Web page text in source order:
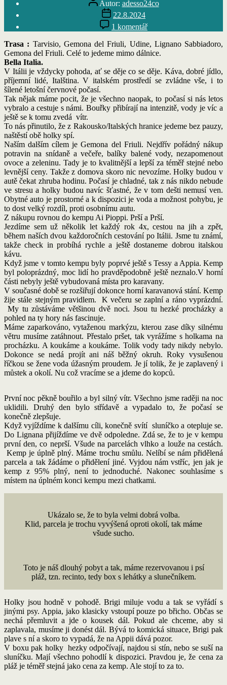
příspěvku
Autor: adesso24co
Datum
příspěvku
22.8.2024
1 komentářu
textu
s
názvem
pohoda
Trasa : Tarvisio, Gemona del Friuli, Udine, Lignano Sabbiadoro,
Gemona del Friuli. Celé to jedeme mimo dálnice.
Bella Italia.
V Itálii je vždycky pohoda, ať se děje co se děje. Káva, dobré jídlo,
příjemní lidé, Italština. V italském prostředí se zvládne vše, i to
šílené letošní červnové počasí.
Tak nějak máme pocit, že je všechno naopak, to počasí si nás letos
vybralo a cestuje s námi. Bouřky přibírají na intenzitě, vody je víc a
ještě se k tomu zvedá vítr.
To nás přinutilo, že z Rakousko/Italských hranice jedeme bez pauzy,
naštěstí obě holky spí.
Naším dalším cílem je Gemona del Friuli. Nejdřív pořádný nákup
potravin na snídaně a večeře, balíky balené vody, nezapomenout
ovoce a zeleninu. Tady je to kvalitnější a lepší za téměř stejné nebo
levnější ceny. Takže z domova skoro nic nevozíme. Holky budou v
autě čekat zhruba hodinu. Počasí je chladné, tak z nás nikdo nebude
ve stresu a holky budou navíc šťastné, že v tom dešti nemusí ven.
Obytné auto je prostorné a k dispozici je voda a možnost pohybu, je
to dost velký rozdíl, proti osobnímu autu.
Z nákupu rovnou do kempu Ai Pioppi. Prší a Prší.
Jezdíme sem už několik let každý rok 4x, cestou na jih a zpět,
během naších dvou každoročních cestování po Itálii. Jsme tu známí,
takže check in probíhá rychle a ještě dostaneme dobrou italskou
kávu.
Když jsme v tomto kempu byly poprvé ještě s Tessy a Appia. Kemp
byl poloprázdný, moc lidí ho pravděpodobně ještě neznalo.V horní
části nebyly ještě vybudovaná místa pro karavany.
V současné době se rozšiřují dokonce horní karavanová stání. Kemp
žije stále stejným pravidlem. K večeru se zaplní a ráno vyprázdní.
My tu zůstáváme většinou dvě noci. Jsou tu hezké procházky a
pohled na ty hory nás fascinuje.
Máme zaparkováno, vytaženou markýzu, kterou zase díky silnému
větru musíme zatáhnout. Přestalo pršet, tak vyrážíme s holkama na
procházku. A koukáme a koukáme. Tolik vody tady nikdy nebylo.
Dokonce se nedá projít ani náš běžný okruh. Roky vysušenou
říčkou se žene voda úžasným proudem. Je jí tolik, že je zaplavený i
můstek a okolí. Nu což vracíme se a jdeme do kopců.
První noc pěkně bouřilo a byl silný vítr. Všechno jsme raději na noc
uklidili. Druhý den bylo střídavě a vypadalo to, že počasí se
konečně zlepšuje.
Když vyjíždíme k dalšímu cíli, konečně svítí sluníčko a otepluje se.
Do Lignana přijíždíme ve dvě odpoledne. Zdá se, že to je v kempu
první den, co neprší. Všude na parcelách vlhko a louže na cestách.
Kemp je úplně plný. Máme trochu smůlu. Nelíbí se nám přidělená
parcela a tak žádáme o přidělení jiné. Vyjdou nám vstříc, jen jak je
kemp z 95% plný, není to jednoduché. Nakonec souhlasíme s
místem na úplném konci kempu mezi chatkami.
Ukázalo se, že to byla velmi dobrá volba.
Klid, parcela je trochu vyvýšená oproti okolí, tak máme
všude sucho.
Toto je náš dlouhý pobyt a tak, máme rezervovanou i psí
pláž, tzn. recinto, tedy box s lehátky a slunečníkem.
Holky jsou hodně v pohodě. Brigi miluje vodu a tak se vyřádí s
jinými psy. Appia, jako klasicky vstoupí pouze po břicho. Občas se
nechá přemluvit a jde o kousek dál. Pokud ale chceme, aby si
zaplavala, musíme ji donést dál. Bývá to komická situace, Brigi pak
plave s ní a skoro to vypadá, že na Appii dává pozor.
V boxu pak holky hezky odpočívají, najdou si stín, nebo se suší na
sluníčku. Mají všechno pohodlí k dispozici. Pravdou je, že cena za
pláž je téměř stejná jako cena za kemp. Ale stojí to za to.